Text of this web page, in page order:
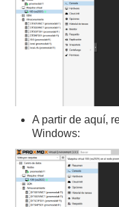
A partir de aquí,
Windows: